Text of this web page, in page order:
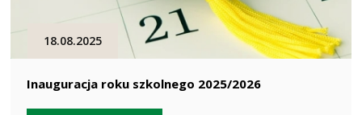
18.08.2025
Inauguracja roku szkolnego 2025/2026